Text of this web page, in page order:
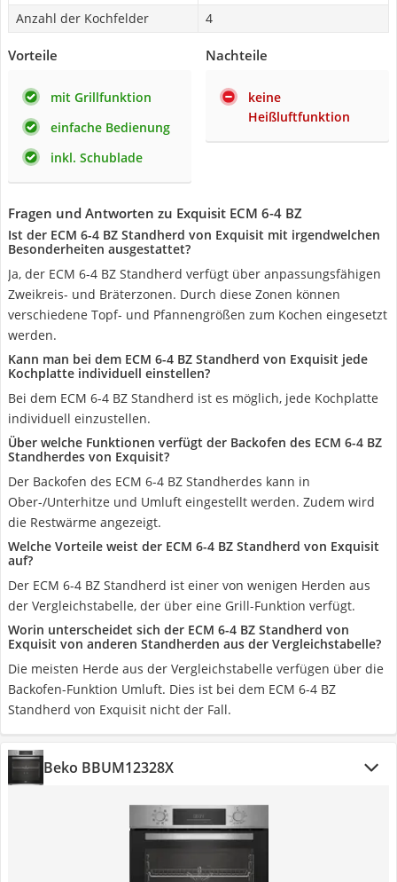
Anzahl der Kochfelder
4
Vorteile
mit Grillfunktion
einfache Bedienung
inkl. Schublade
Nachteile
keine
Heißluftfunktion
Fragen und Antworten zu Exquisit ECM 6-4 BZ
Ist der ECM 6-4 BZ Standherd von Exquisit mit irgendwelchen
Besonderheiten ausgestattet?
Ja, der ECM 6-4 BZ Standherd verfügt über anpassungsfähigen
Zweikreis- und Bräterzonen. Durch diese Zonen können
verschiedene Topf- und Pfannengrößen zum Kochen eingesetzt
werden.
Kann man bei dem ECM 6-4 BZ Standherd von Exquisit jede
Kochplatte individuell einstellen?
Bei dem ECM 6-4 BZ Standherd ist es möglich, jede Kochplatte
individuell einzustellen.
Über welche Funktionen verfügt der Backofen des ECM 6-4 BZ
Standherdes von Exquisit?
Der Backofen des ECM 6-4 BZ Standherdes kann in
Ober-/Unterhitze und Umluft eingestellt werden. Zudem wird
die Restwärme angezeigt.
Welche Vorteile weist der ECM 6-4 BZ Standherd von Exquisit
auf?
Der ECM 6-4 BZ Standherd ist einer von wenigen Herden aus
der Vergleichstabelle, der über eine Grill-Funktion verfügt.
Worin unterscheidet sich der ECM 6-4 BZ Standherd von
Exquisit von anderen Standherden aus der Vergleichstabelle?
Die meisten Herde aus der Vergleichstabelle verfügen über die
Backofen-Funktion Umluft. Dies ist bei dem ECM 6-4 BZ
Standherd von Exquisit nicht der Fall.
Beko BBUM12328X